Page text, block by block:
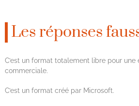
Les réponses
C’est un format totalement libre pour une
commerciale.
C’est un format créé par Microsoft.